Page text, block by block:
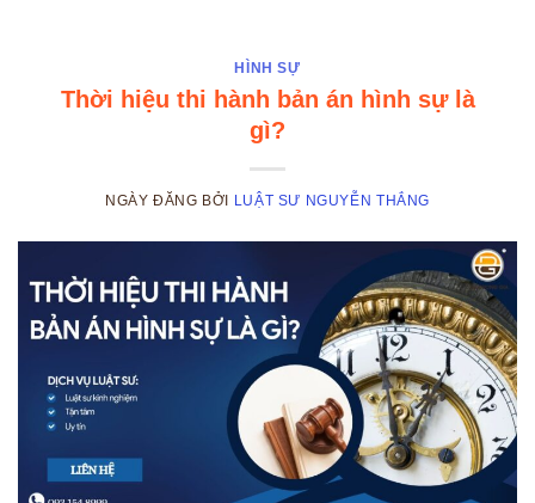
HÌNH SỰ
Thời hiệu thi hành bản án hình sự là
gì?
NGÀY ĐĂNG BỞI LUẬT SƯ NGUYỄN THẮNG